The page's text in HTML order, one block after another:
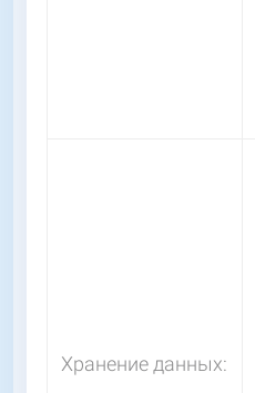
Хранение данных: